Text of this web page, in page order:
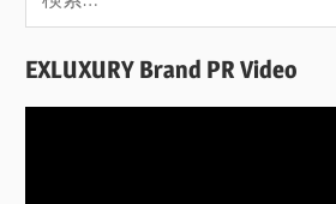
索:
EXLUXURY Brand PR Video